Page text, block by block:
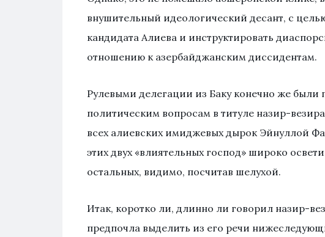
внушительный идеологический десант, с
кандидата Алиева и инструктировать
отношению к азербайджанским диссидентам.
Рулевыми делегации из Баку конечно же
политическим вопросам в титуле назир-
всех алиевских имиджевых дырок Эйнуллой
этих двух «влиятельных господ» широко
остальных, видимо, посчитав шелухой.
Итак, коротко ли, длинно ли говорил назир-
предпочла выделить из его речи